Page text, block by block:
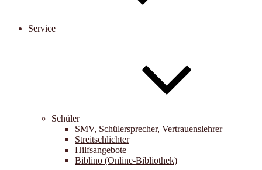
Service
Schüler
SMV, Schülersprecher, Vertrauenslehrer
Streitschlichter
Hilfsangebote
Biblino (Online-Bibliothek)